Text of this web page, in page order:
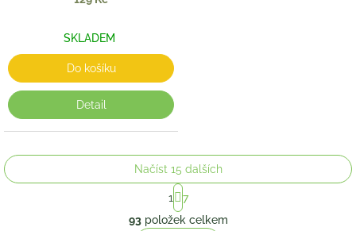
SKLADEM
Do košíku
Detail
O
v
Načíst 15 dalších
S
t
r
1
7
93položek celkem